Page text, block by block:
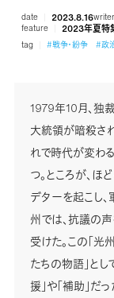
date 2023.8.16writer
feature 2023年夏特
tag #戦争・紛争 #政
1979年10月、独
大統領が暗殺さ
れで時代が変わ
つ。ところが、ほ
デターを起こし
州では、抗議の
受けた。この「光
たちの物語」と
援」や「補助」